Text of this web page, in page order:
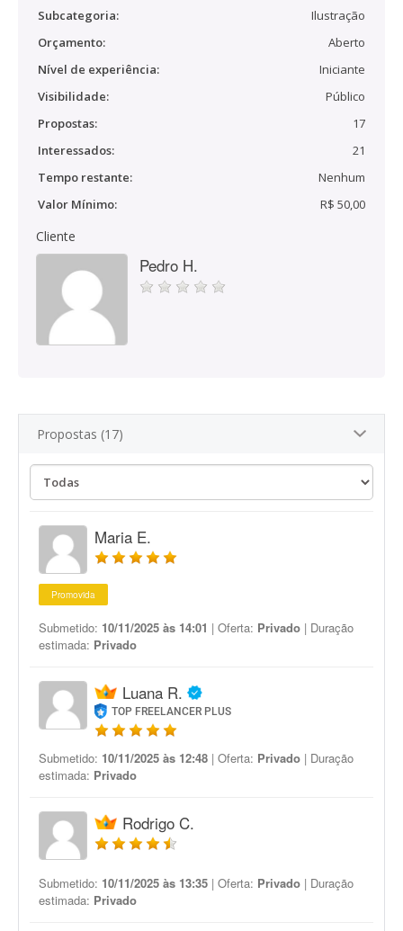
Subcategoria:
Ilustração
Orçamento:
Aberto
Nível de experiência:
Iniciante
Visibilidade:
Público
Propostas:
17
Interessados:
21
Tempo restante:
Nenhum
Valor Mínimo:
R$ 50,00
Cliente
Pedro H.
Propostas (17)
Maria E.
Promovida
Submetido: 10/11/2025 às 14:01 | Oferta: Privado | Duração
estimada: Privado
Luana R.
TOP FREELANCER PLUS
Submetido: 10/11/2025 às 12:48 | Oferta: Privado | Duração
estimada: Privado
Rodrigo C.
Submetido: 10/11/2025 às 13:35 | Oferta: Privado | Duração
estimada: Privado